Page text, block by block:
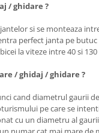
/ ghidare ?
si se monteaza
perfect janta pe
la viteze intre 40 si
/ ghidaj / ghidare ?
cand diametrul gaurii
pe care se
cu un diametru al